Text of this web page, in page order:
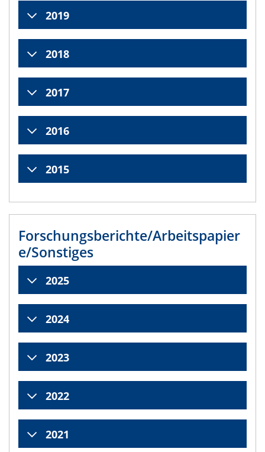
2019
2018
2017
2016
2015
Forschungsberichte/Arbeitspapier
e/Sonstiges
2025
2024
2023
2022
2021